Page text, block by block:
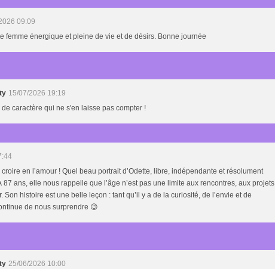
09:09
femme énergique et pleine de vie et de désirs. Bonne journée
15/07/2026 19:19
de caractère qui ne s'en laisse pas compter !
en l’amour ! Quel beau portrait d’Odette, libre, indépendante et résolument
87 ans, elle nous rappelle que l’âge n’est pas une limite aux rencontres, aux projets
histoire est une belle leçon : tant qu’il y a de la curiosité, de l’envie et de
de nous surprendre 😉
25/06/2026 10:00